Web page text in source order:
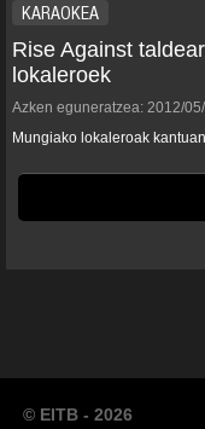
KARAOKEA
Rise Against
lokaleroek
Azken eguneratzea: 2012/
Mungiako lokaleroak
© EITB - 2026